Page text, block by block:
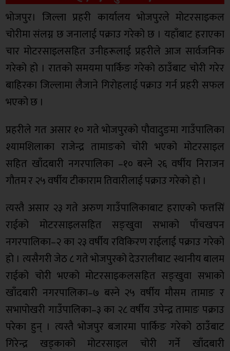
भोजपुर। जिल्ला प्रहरी कार्यालय भोजपुरले मोटरसाइकल
चोरीमा संलग्न छ जनालाई पक्राउ गरेको छ । यहाँबाट हराएका
चार मोटरसाइलसहित उनीहरूलाई प्रहरीले आज सार्वजनिक
गरेको हो । रातको समयमा पार्किङ गरेको ठाउँबाट चोरी गरेर
बाहिरका जिल्लामा लैजाने गिरोहलाई पक्राउ गर्न प्रहरी सफल
भएको छ ।
प्रहरीले गत असार १० गते भोजपुरको पौवादुङमा गाउँपालिका
श्यामशिलाका राजेन्द्र तामाङको चोरी भएको मोटरसाइल
सहित खाँदबारी नगरपालिका –१० बस्ने २६ वर्षीय निराजन
गौतम र २५ वर्षीय टीकाराम तिवारीलाई पक्राउ गरेको हो ।
त्यस्तै असार २३ गते अरुण गाउँपालिकाबाट हराएको फत्तसिं
राईको मोटरसाइलसहित सङ्खुवा सभाको पाँचखपन
नगरपालिका–२ का २३ वर्षीय रविकिरण राईलाई पक्राउ गरेको
हो । त्यसैगरी जेठ ८ गते भोजपुरको देउरालीबाट स्थानीय बालम
राईको चोरी भएको मोटरसाइकलसहित सङ्खुवा सभाको
खाँदबारी नगरपालिका–७ बस्ने २५ वर्षीय मौसम तामाङ र
सभापोखरी गाउँपालिका–३ का २८ वर्षीय उपेन्द्र तामाङ पक्राउ
परेका हुन् । त्यस्तै भोजपुर बजारमा पार्किङ गरेको ठाउँबाट
गिरेन्द्र खड्काको मोटरसाइल चोरी गर्ने खाँदबारी